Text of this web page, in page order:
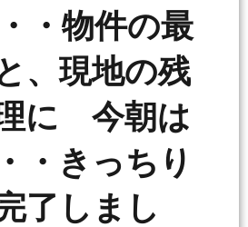
・物件の最
、現地の残
に 今朝は
・きっちり
了しまし